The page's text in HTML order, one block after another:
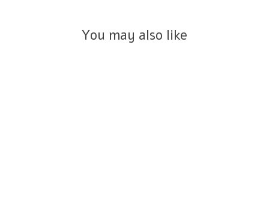
You may also like